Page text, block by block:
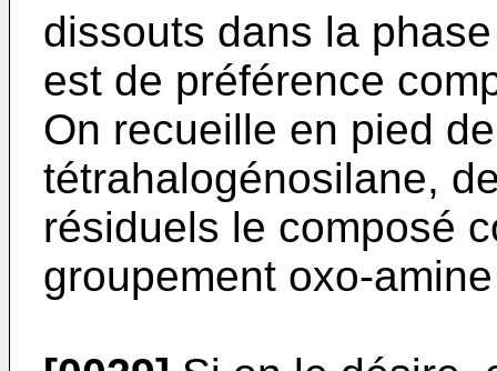
dissouts dans la
est de préférence
On recueille en pied
tétrahalogénosilane,
résiduels le composé
groupement oxo-